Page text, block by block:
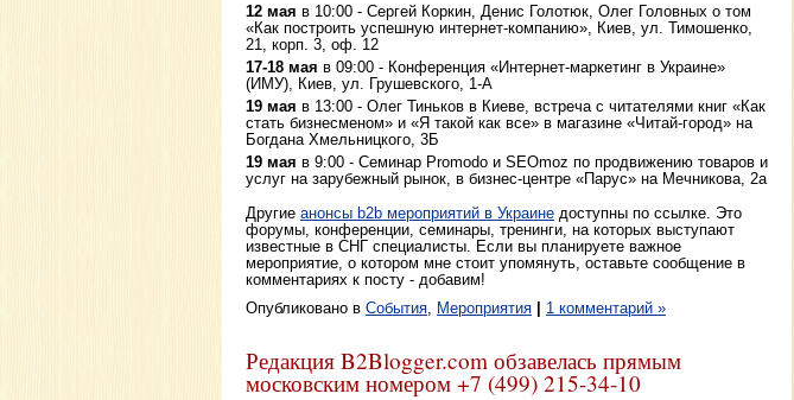
12 мая в 10:00 - Сергей Коркин, Денис Голотюк, Олег Головных о том
«Как построить успешную интернет-компанию», Киев, ул. Тимошенко,
21, корп. 3, оф. 12
17-18 мая в 09:00 - Конференция «Интернет-маркетинг в Украине»
(ИМУ), Киев, ул. Грушевского, 1-А
19 мая в 13:00 - Олег Тиньков в Киеве, встреча с читателями книг «Как
стать бизнесменом» и «Я такой как все» в магазине «Читай-город» на
Богдана Хмельницкого, 3Б
19 мая в 9:00 - Семинар Promodo и SEOmoz по продвижению товаров и
услуг на зарубежный рынок, в бизнес-центре «Парус» на Мечникова, 2а
Другие анонсы b2b мероприятий в Украине доступны по ссылке. Это
форумы, конференции, семинары, тренинги, на которых выступают
известные в СНГ специалисты. Если вы планируете важное
мероприятие, о котором мне стоит упомянуть, оставьте сообщение в
комментариях к посту - добавим!
Опубликовано в События, Мероприятия 1 комментарий »
Редакция B2Blogger.com обзавелась прямым
московским номером +7 (499) 215-34-10